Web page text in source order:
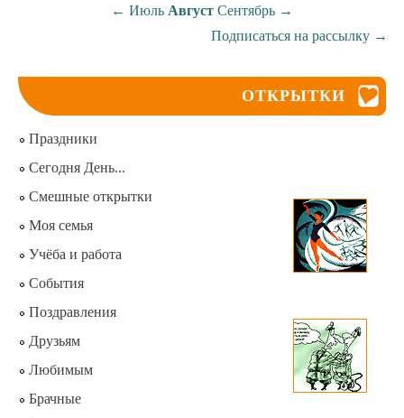
← Июль Август Сентябрь →
Подписаться на рассылку →
ОТКРЫТКИ
Праздники
Сегодня День...
Смешные открытки
Моя семья
Учёба и работа
События
Поздравления
Друзьям
Любимым
Брачные